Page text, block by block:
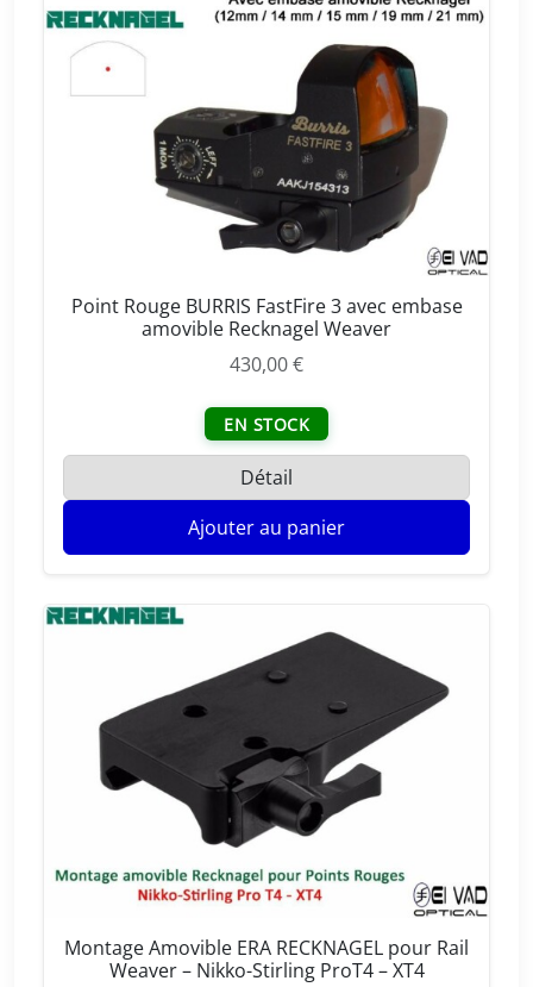
r
Point Rouge BURRIS FastFire 3 avec embase
amovible Recknagel Weaver
430,00€
EN STOCK
Détail
Ajouter au panier
Montage Amovible ERA RECKNAGEL pour Rail
Weaver – Nikko-Stirling ProT4 – XT4